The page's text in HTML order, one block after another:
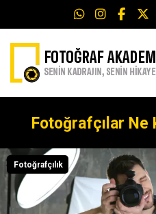
Fotoğrafçılar Ne
Fotoğrafçılık